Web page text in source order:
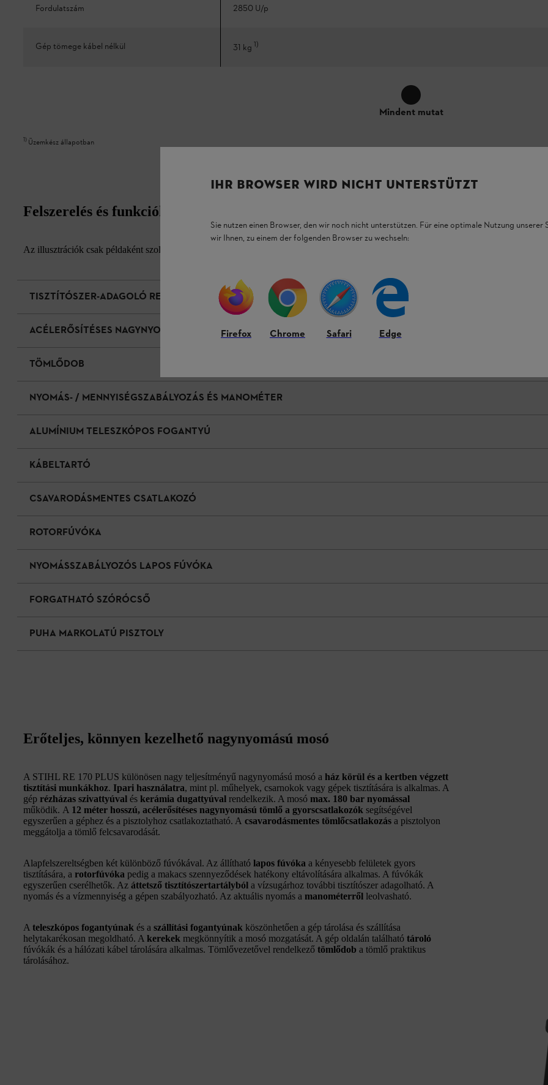
Fordulatszám 2850 U/p
Gép tömege kábel nélkül 31 kg 1)
Mindent mutat
1) Üzemkész állapotban
Felszerelés és funkciók
Az illusztrációk csak példaként szolgálnak. A felszereltségi jellemzők megjelenése és konkrét elhelyezése a terméken eltérhet az
TISZTÍTÓSZER-ADAGOLÓ RENDSZER
ACÉLERŐSÍTÉSES NAGYNYOMÁSÚ TÖMLŐ
TÖMLŐDOB
NYOMÁS- / MENNYISÉGSZABÁLYOZÁS ÉS MANOMÉTER
ALUMÍNIUM TELESZKÓPOS FOGANTYÚ
KÁBELTARTÓ
CSAVARODÁSMENTES CSATLAKOZÓ
ROTORFÚVÓKA
NYOMÁSSZABÁLYOZÓS LAPOS FÚVÓKA
FORGATHATÓ SZÓRÓCSŐ
PUHA MARKOLATÚ PISZTOLY
Erőteljes, könnyen kezelhető nagynyomású mosó
A STIHL RE 170 PLUS különösen nagy teljesítményű nagynyomású mosó a ház körül és a kertben végzett
tisztítási munkákhoz. Ipari használatra, mint pl. műhelyek, csarnokok vagy gépek tisztítására is alkalmas. A
gép rézházas szivattyúval és kerámia dugattyúval rendelkezik. A mosó max. 180 bar nyomással
működik. A 12 méter hosszú, acélerősítéses nagynyomású tömlő a gyorscsatlakozók segítségével
egyszerűen a géphez és a pisztolyhoz csatlakoztatható. A csavarodásmentes tömlőcsatlakozás a pisztolyon
meggátolja a tömlő felcsavarodását.
Alapfelszereltségben két különböző fúvókával. Az állítható lapos fúvóka a kényesebb felületek gyors
tisztítására, a rotorfúvóka pedig a makacs szennyeződések hatékony eltávolítására alkalmas. A fúvókák
egyszerűen cserélhetők. Az áttetsző tisztítószertartályból a vízsugárhoz további tisztítószer adagolható. A
nyomás és a vízmennyiség a gépen szabályozható. Az aktuális nyomás a manométerről leolvasható.
A teleszkópos fogantyúnak és a szállítási fogantyúnak köszönhetően a gép tárolása és szállítása
helytakarékosan megoldható. A kerekek megkönnyítik a mosó mozgatását. A gép oldalán található tároló
fúvókák és a hálózati kábel tárolására alkalmas. Tömlővezetővel rendelkező tömlődob a tömlő praktikus
tárolásához.
IHR BROWSER WIRD NICHT UNTERSTÜTZT
Sie nutzen einen Browser, den wir noch nicht unterstützen. Für eine optimale Nutzung unserer
wir Ihnen, zu einem der folgenden Browser zu wechseln:
Firefox Chrome Safari Edge